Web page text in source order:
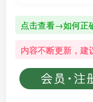
点击查看→如何正
内容不断更新，建